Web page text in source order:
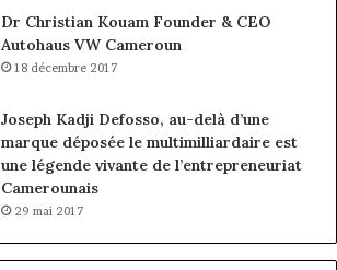
Dr Christian Kouam Founder & CEO
Autohaus VW Cameroun
18 décembre 2017
Joseph Kadji Defosso, au-delà d’une
marque déposée le multimilliardaire est
une légende vivante de l’entrepreneuriat
Camerounais
29 mai 2017